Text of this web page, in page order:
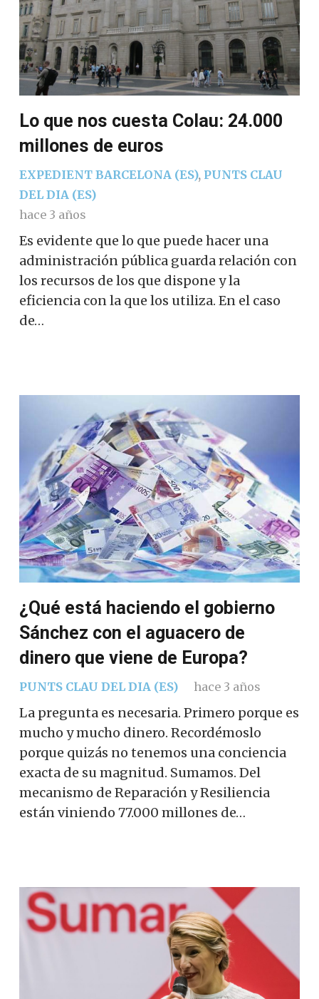
Lo que nos cuesta Colau: 24.000
millones de euros
EXPEDIENT BARCELONA (ES), PUNTS CLAU
DEL DIA (ES)
hace 3 años
Es evidente que lo que puede hacer una
administración pública guarda relación con
los recursos de los que dispone y la
eficiencia con la que los utiliza. En el caso
de…
¿Qué está haciendo el gobierno
Sánchez con el aguacero de
dinero que viene de Europa?
PUNTS CLAU DEL DIA (ES) hace 3 años
La pregunta es necesaria. Primero porque es
mucho y mucho dinero. Recordémoslo
porque quizás no tenemos una conciencia
exacta de su magnitud. Sumamos. Del
mecanismo de Reparación y Resiliencia
están viniendo 77.000 millones de…